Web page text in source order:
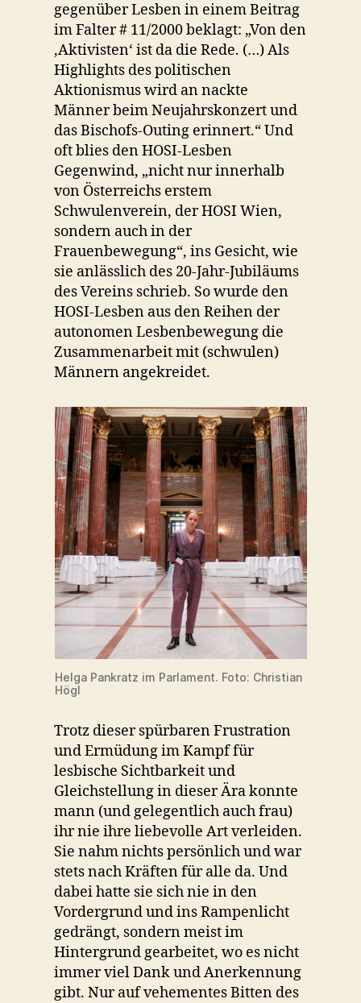
gegenüber Lesben in einem Beitrag
im Falter # 11/2000 beklagt: „Von den
,Aktivisten‘ ist da die Rede. (…) Als
Highlights des politischen
Aktionismus wird an nackte
Männer beim Neujahrskonzert und
das Bischofs-Outing erinnert.“ Und
oft blies den HOSI-Lesben
Gegenwind, „nicht nur innerhalb
von Österreichs erstem
Schwulenverein, der HOSI Wien,
sondern auch in der
Frauenbewegung“, ins Gesicht, wie
sie anlässlich des 20-Jahr-Jubiläums
des Vereins schrieb. So wurde den
HOSI-Lesben aus den Reihen der
autonomen Lesbenbewegung die
Zusammenarbeit mit (schwulen)
Männern angekreidet.
Helga Pankratz im Parlament. Foto: Christian
Högl
Trotz dieser spürbaren Frustration
und Ermüdung im Kampf für
lesbische Sichtbarkeit und
Gleichstellung in dieser Ära konnte
mann (und gelegentlich auch frau)
ihr nie ihre liebevolle Art verleiden.
Sie nahm nichts persönlich und war
stets nach Kräften für alle da. Und
dabei hatte sie sich nie in den
Vordergrund und ins Rampenlicht
gedrängt, sondern meist im
Hintergrund gearbeitet, wo es nicht
immer viel Dank und Anerkennung
gibt. Nur auf vehementes Bitten des